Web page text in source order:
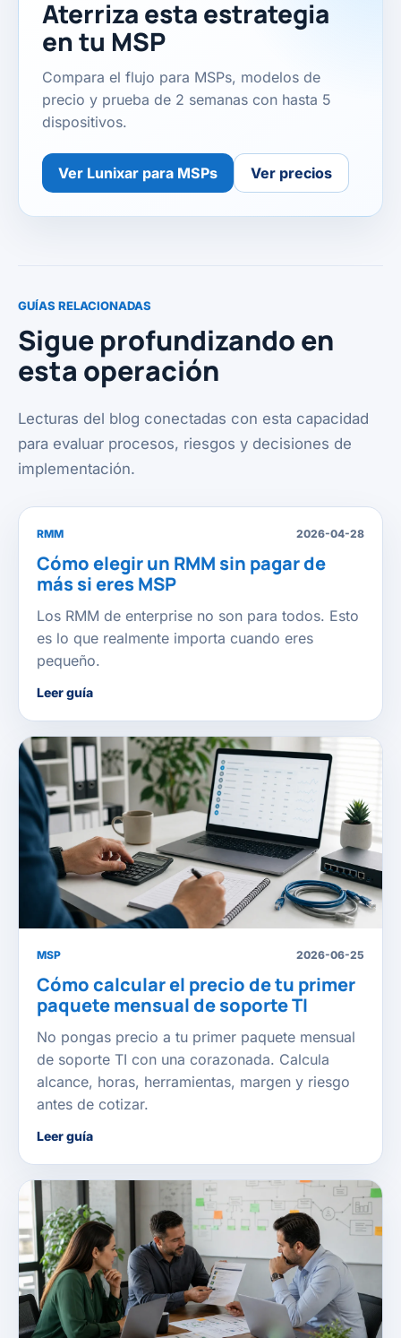
Aterriza esta estrategia
en tu MSP
Compara el flujo para MSPs, modelos de
precio y prueba de 2 semanas con hasta 5
dispositivos.
Ver Lunixar para MSPs Ver precios
GUÍAS RELACIONADAS
Sigue profundizando en
esta operación
Lecturas del blog conectadas con esta capacidad
para evaluar procesos, riesgos y decisiones de
implementación.
RMM 2026-04-28
Cómo elegir un RMM sin pagar de
más si eres MSP
Los RMM de enterprise no son para todos. Esto
es lo que realmente importa cuando eres
pequeño.
Leer guía
MSP 2026-06-25
Cómo calcular el precio de tu primer
paquete mensual de soporte TI
No pongas precio a tu primer paquete mensual
de soporte TI con una corazonada. Calcula
alcance, horas, herramientas, margen y riesgo
antes de cotizar.
Leer guía